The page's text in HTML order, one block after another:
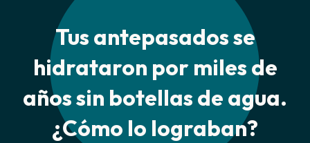
Tus antepasados se
hidrataron por miles de
años sin botellas de agua.
¿Cómo lo lograban?